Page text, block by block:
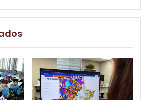
e Renda, Cristian Marcucci, de
NCom